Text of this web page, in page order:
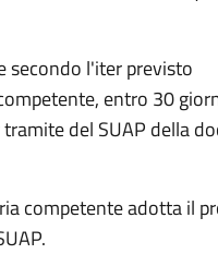
secondo l'iter previsto
entro 30
del SUAP della
competente adotta il